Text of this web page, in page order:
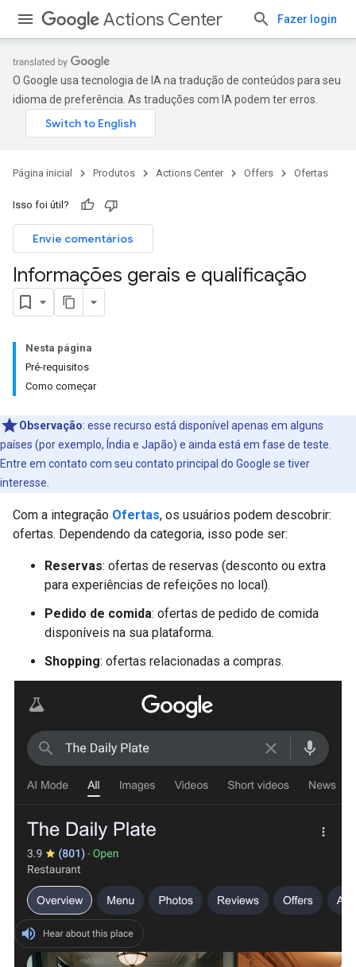
Actions Center Fazer login
O Google usa tecnologia de IA na tradução de conteúdos para seu
idioma de preferência. As traduções com IA podem ter erros.
Página inicial Produtos Actions Center Offers Ofertas
Isso foi útil?
Envie comentários
Informações gerais e qualificação
Nesta página
Pré-requisitos
Como começar
Observação: esse recurso está disponível apenas em alguns
países (por exemplo, Índia e Japão) e ainda está em fase de teste.
Entre em contato com seu contato principal do Google se tiver
interesse.
Com a integração Ofertas, os usuários podem descobrir:
ofertas. Dependendo da categoria, isso pode ser:
Reservas: ofertas de reservas (desconto ou extra
para experiências de refeições no local).
Pedido de comida: ofertas de pedido de comida
disponíveis na sua plataforma.
Shopping: ofertas relacionadas a compras.